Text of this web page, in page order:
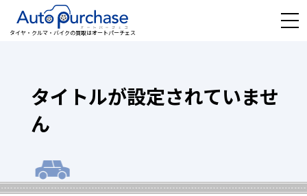
タイヤ・クルマ・バイクの買取はオートパーチェス
タイトルが設定されていませ
ん